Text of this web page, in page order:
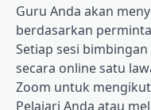
Guru Anda akan
berdasarkan
Setiap sesi
secara online satu
Zoom untuk
Pelajari Anda atau